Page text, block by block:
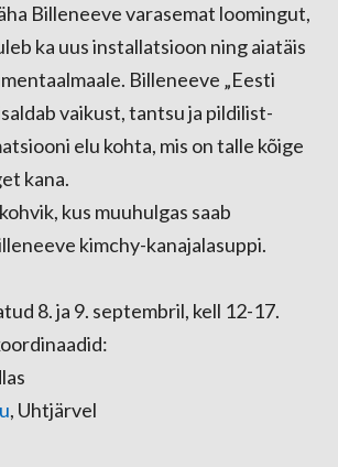
Billeneeve varasemat loomingut,
ka uus installatsioon ning aiatäis
Billeneeve „Eesti
vaikust, tantsu ja pildilist-
elu kohta, mis on talle kõige
kana.
kus muuhulgas saab
kimchy-kanajalasuppi.
8. ja 9. septembril, kell 12-17.
, Uhtjärvel